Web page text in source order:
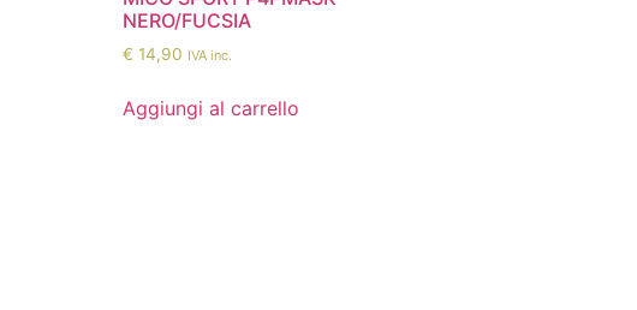
NERO/FUCSIA
€ 14,90 IVA inc.
Aggiungi al carrello